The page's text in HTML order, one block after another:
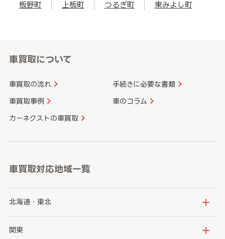
板野町 上板町 つるぎ町 東みよし町
車買取について
車買取の流れ 手続きに必要な書類
車買取事例 車のコラム
カーネクストの車買取
車買取対応地域一覧
北海道・東北
北海道
関東